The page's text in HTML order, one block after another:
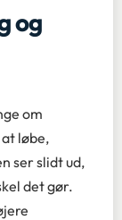
og
om
løbe,
ser slidt ud,
det gør.